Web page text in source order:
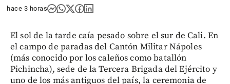
hace 3 horas
El sol de la tarde caía pesado sobre el sur de Cali. En
el campo de paradas del Cantón Militar Nápoles
(más conocido por los caleños como batallón
Pichincha), sede de la Tercera Brigada del Ejército y
uno de los más antiguos del país, la ceremonia de